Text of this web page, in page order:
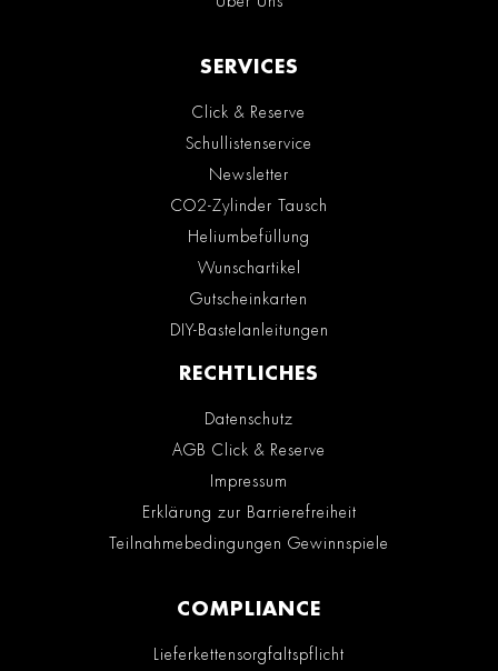
SERVICES
Click & Reserve
Schullistenservice
Newsletter
CO2-Zylinder Tausch
Heliumbefüllung
Wunschartikel
Gutscheinkarten
DIY-Bastelanleitungen
RECHTLICHES
Datenschutz
AGB Click & Reserve
Impressum
Erklärung zur Barrierefreiheit
Teilnahmebedingungen Gewinnspiele
COMPLIANCE
Lieferkettensorgfaltspflicht